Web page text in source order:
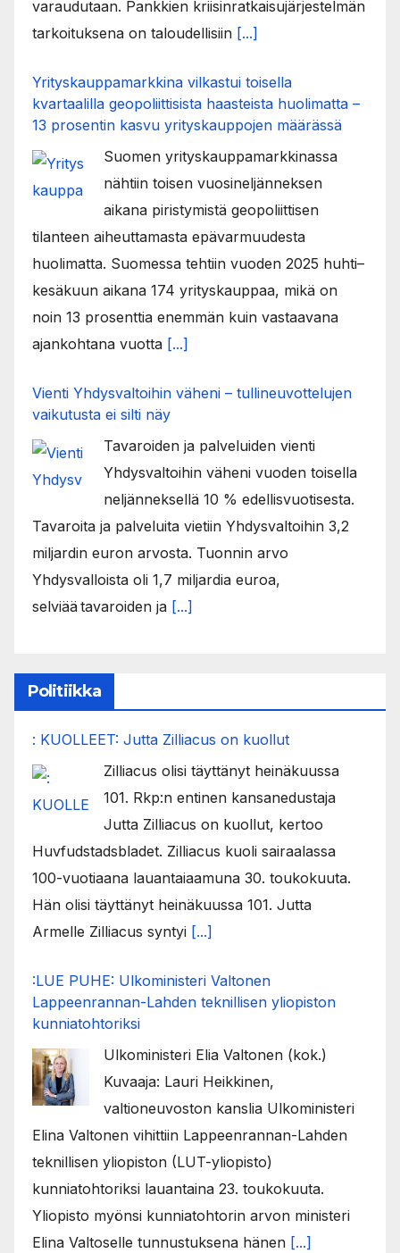
varaudutaan. Pankkien kriisinratkaisujärjestelmän
tarkoituksena on taloudellisiin [...]
Yrityskauppamarkkina vilkastui toisella
kvartaalilla geopoliittisista haasteista huolimatta –
13 prosentin kasvu yrityskauppojen määrässä
Suomen yrityskauppamarkkinassa
nähtiin toisen vuosineljänneksen
aikana piristymistä geopoliittisen
tilanteen aiheuttamasta epävarmuudesta
huolimatta. Suomessa tehtiin vuoden 2025 huhti–
kesäkuun aikana 174 yrityskauppaa, mikä on
noin 13 prosenttia enemmän kuin vastaavana
ajankohtana vuotta [...]
Vienti Yhdysvaltoihin väheni – tullineuvottelujen
vaikutusta ei silti näy
Tavaroiden ja palveluiden vienti
Yhdysvaltoihin väheni vuoden toisella
neljänneksellä 10 % edellisvuotisesta.
Tavaroita ja palveluita vietiin Yhdysvaltoihin 3,2
miljardin euron arvosta. Tuonnin arvo
Yhdysvalloista oli 1,7 miljardia euroa,
selviää tavaroiden ja [...]
Politiikka
: KUOLLEET: Jutta Zilliacus on kuollut
Zilliacus olisi täyttänyt heinäkuussa
101. Rkp:n entinen kansanedustaja
Jutta Zilliacus on kuollut, kertoo
Huvfudstadsbladet. Zilliacus kuoli sairaalassa
100-vuotiaana lauantaiaamuna 30. toukokuuta.
Hän olisi täyttänyt heinäkuussa 101. Jutta
Armelle Zilliacus syntyi [...]
:LUE PUHE: Ulkoministeri Valtonen
Lappeenrannan-Lahden teknillisen yliopiston
kunniatohtoriksi
Ulkoministeri Elia Valtonen (kok.)
Kuvaaja: Lauri Heikkinen,
valtioneuvoston kanslia Ulkoministeri
Elina Valtonen vihittiin Lappeenrannan-Lahden
teknillisen yliopiston (LUT-yliopisto)
kunniatohtoriksi lauantaina 23. toukokuuta.
Yliopisto myönsi kunniatohtorin arvon ministeri
Elina Valtoselle tunnustuksena hänen [...]